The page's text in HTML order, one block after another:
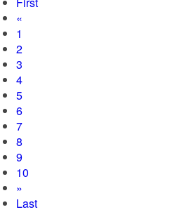
«
1
2
3
4
5
6
7
8
9
10
»
Last